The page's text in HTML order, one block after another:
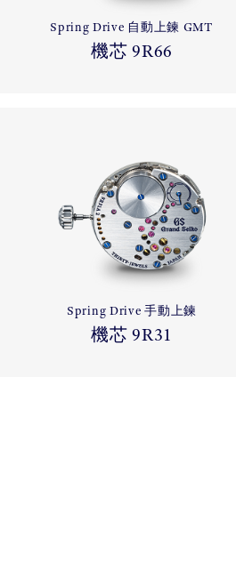
Spring Drive 自動上鍊 GMT
機芯 9R66
Spring Drive 手動上鍊
機芯 9R31